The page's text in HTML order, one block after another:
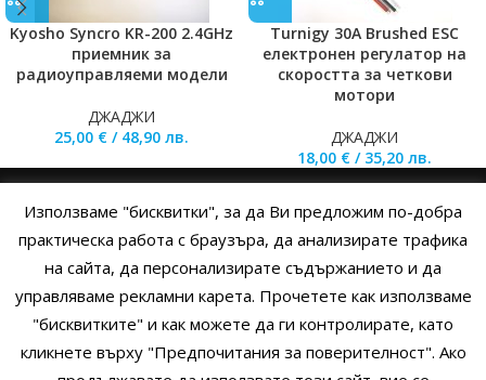
Kyosho Syncro KR-200 2.4GHz
приемник за
радиоуправляеми модели
ДЖАДЖИ
25,00 € / 48,90 лв.
Turnigy 30A Brushed ESC
електронен регулатор на
скоростта за четкови
мотори
ДЖАДЖИ
18,00 € / 35,20 лв.
ОБЩИ УСЛОВИЯ УСЛОВИЯ И ПРАВИЛА
ПОЛИТИКА НА БИСКВИТКИТЕПОЛИТИКА ЗА ПОВЕРИТЕЛНОСТ
Използваме "бисквитки", за да Ви предложим по-добра
практическа работа с браузъра, да анализирате трафика
на сайта, да персонализирате съдържанието и да
управляваме рекламни карета. Прочетете как използваме
"бисквитките" и как можете да ги контролирате, като
кликнете върху "Предпочитания за поверителност". Ако